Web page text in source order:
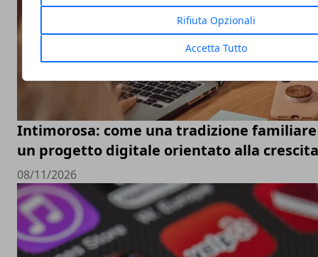
Rifiuta Opzionali
Accetta Tutto
Intimorosa: come una tradizione
un progetto digitale orientato alla
08/11/2026